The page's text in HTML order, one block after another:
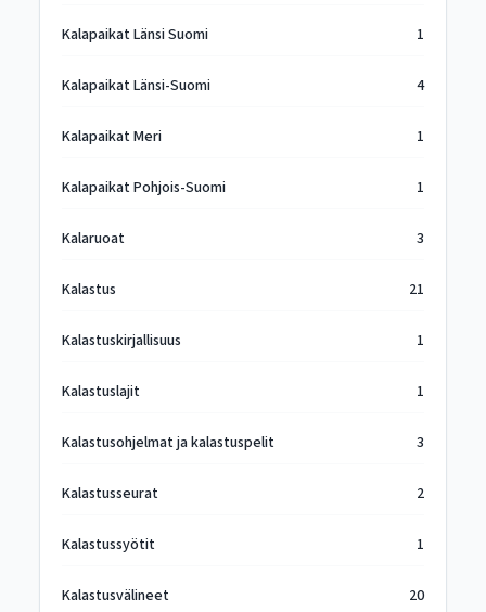
Kalapaikat Länsi Suomi 1
Kalapaikat Länsi-Suomi 4
Kalapaikat Meri 1
Kalapaikat Pohjois-Suomi 1
Kalaruoat 3
Kalastus 21
Kalastuskirjallisuus 1
Kalastuslajit 1
Kalastusohjelmat ja kalastuspelit 3
Kalastusseurat 2
Kalastussyötit 1
Kalastusvälineet 20